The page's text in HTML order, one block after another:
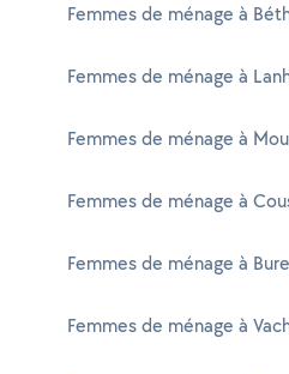
Femmes de ménage à
Femmes de ménage à
Femmes de ménage à
Femmes de ménage à
Femmes de ménage à
Femmes de ménage à